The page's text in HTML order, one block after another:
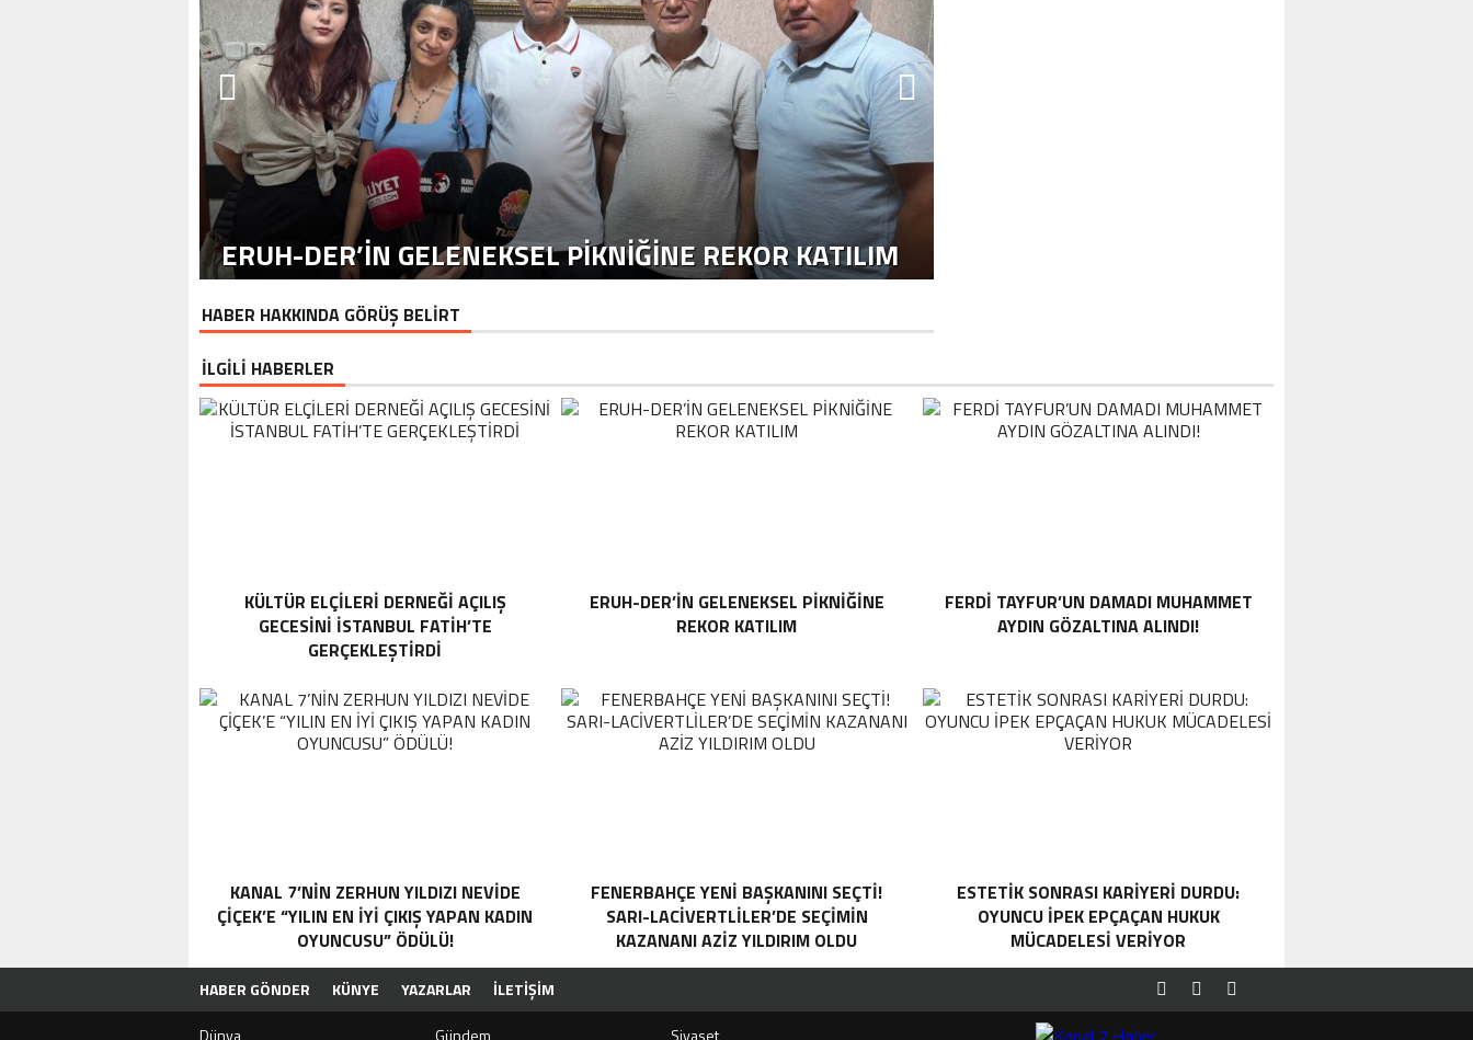
ERUH-DER’IN GELENEKSEL PIKNIĞINE REKOR KATILIM
HABER HAKKINDA GÖRÜŞ BELİRT
İLGİLİ HABERLER
KÜLTÜR ELÇILERI DERNEĞI AÇILIŞ
GECESINI İSTANBUL FATIH’TE
GERÇEKLEŞTIRDI
ERUH-DER’IN GELENEKSEL PIKNIĞINE
REKOR KATILIM
FERDI TAYFUR’UN DAMADI MUHAMMET
AYDIN GÖZALTINA ALINDI!
KANAL 7’NİN ZERHUN YILDIZI NEVİDE
ÇİÇEK’E “YILIN EN İYİ ÇIKIŞ YAPAN KADIN
OYUNCUSU” ÖDÜLÜ!
FENERBAHÇE YENI BAŞKANINI SEÇTI!
SARI-LACIVERTLILER’DE SEÇIMIN
KAZANANI AZIZ YILDIRIM OLDU
ESTETIK SONRASI KARIYERI DURDU:
OYUNCU İPEK EPÇAÇAN HUKUK
MÜCADELESI VERIYOR
HABER GÖNDER KÜNYE YAZARLAR
İLETIŞIM
Dünya
Gündem Siyaset